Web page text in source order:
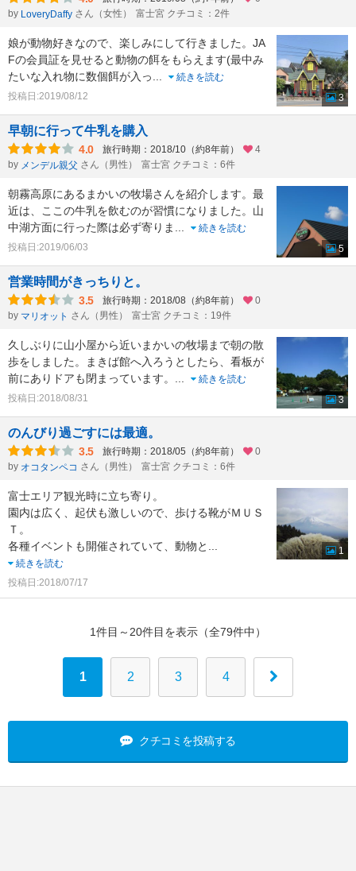
by LoveryDaffy さん（女性） 富士宮 クチコミ：2件
娘が動物好きなので、楽しみにして行きました。JA
Fの会員証を見せると動物の餌をもらえます(最中み
たいな入れ物に数個餌が入っ...
続きを読む
投稿日:2019/08/12
3
早朝に行って牛乳を購入
4.0 旅行時期：2018/10（約8年前）
4
by メンデル親父 さん（男性） 富士宮 クチコミ：6件
朝霧高原にあるまかいの牧場さんを紹介します。最
近は、ここの牛乳を飲むのが習慣になりました。山
中湖方面に行った際は必ず寄りま ...
続きを読む
投稿日:2019/06/03
5
営業時間がきっちりと。
3.5 旅行時期：2018/08（約8年前）
0
by マリオット さん（男性） 富士宮 クチコミ：19件
久しぶりに山小屋から近いまかいの牧場まで朝の散
歩をしました。まきば館へ入ろうとしたら、看板が
前にありドアも閉まっています。 ...
続きを読む
投稿日:2018/08/31
3
のんびり過ごすには最適。
3.5 旅行時期：2018/05（約8年前）
0
by オコタンペコ さん（男性） 富士宮 クチコミ：6件
富士エリア観光時に立ち寄り。
園内は広く、起伏も激しいので、歩ける靴がＭＵＳ
Ｔ。
各種イベントも開催されていて、動物と ...
続きを読む
投稿日:2018/07/17
1
1件目～20件目を表示（全79件中）
1 2 3 4
クチコミを投稿する